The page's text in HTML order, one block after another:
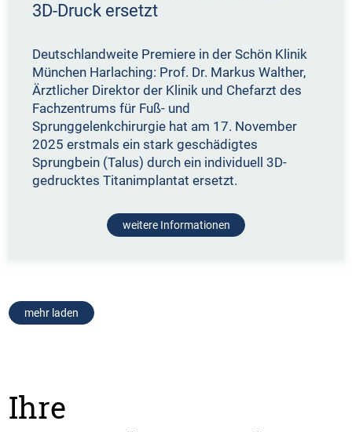
3D-Druck ersetzt
Deutschlandweite Premiere in der Schön Klinik
München Harlaching: Prof. Dr. Markus Walther,
Ärztlicher Direktor der Klinik und Chefarzt des
Fachzentrums für Fuß- und
Sprunggelenkchirurgie hat am 17. November
2025 erstmals ein stark geschädigtes
Sprungbein (Talus) durch ein individuell 3D-
gedrucktes Titanimplantat ersetzt.
weitere Informationen
mehr laden
Ihre